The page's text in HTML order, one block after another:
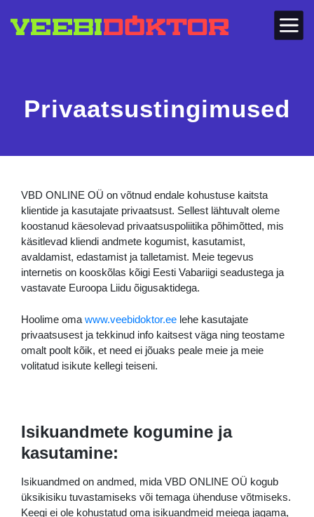
Privaatsustingimused
VBD ONLINE OÜ on võtnud endale kohustuse kaitsta
klientide ja kasutajate privaatsust. Sellest lähtuvalt oleme
koostanud käesolevad privaatsuspoliitika põhimõtted, mis
käsitlevad kliendi andmete kogumist, kasutamist,
avaldamist, edastamist ja talletamist. Meie tegevus
internetis on kooskõlas kõigi Eesti Vabariigi seadustega ja
vastavate Euroopa Liidu õigusaktidega.
Hoolime oma www.veebidoktor.ee lehe kasutajate
privaatsusest ja tekkinud info kaitsest väga ning teostame
omalt poolt kõik, et need ei jõuaks peale meie ja meie
volitatud isikute kellegi teiseni.
Isikuandmete kogumine ja
kasutamine:
Isikuandmed on andmed, mida VBD ONLINE OÜ kogub
üksikisiku tuvastamiseks või temaga ühenduse võtmiseks.
Keegi ei ole kohustatud oma isikuandmeid meiega jagama,